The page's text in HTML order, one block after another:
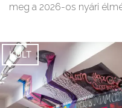
meg a 2026-os nyári
KULT